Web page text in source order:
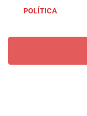
POLÍTICA